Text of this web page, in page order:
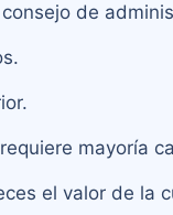
de
mayoría
el valor de la